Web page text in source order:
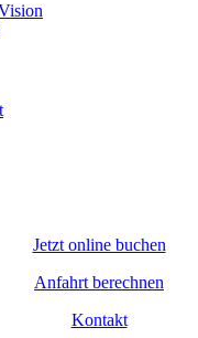
Jetzt online buchen
Anfahrt berechnen
Kontakt